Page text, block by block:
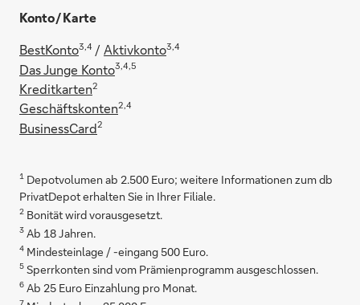
Konto / Karte
BestKonto3,4 /Aktivkonto3,4
Das Junge Konto3,4,5
Kreditkarten2
Geschäftskonten2,4
BusinessCard2
1 Depotvolumen ab 2.500 Euro; weitere Informationen zum db
PrivatDepot erhalten Sie in Ihrer Filiale.
2 Bonität wird vorausgesetzt.
3 Ab 18 Jahren.
4 Mindesteinlage / -eingang 500 Euro.
5 Sperrkonten sind vom Prämienprogramm ausgeschlossen.
6 Ab 25 Euro Einzahlung pro Monat.
7